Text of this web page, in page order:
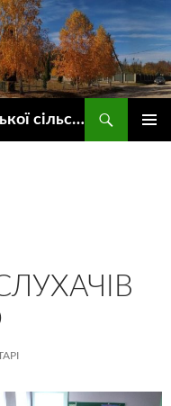
Грозинецький ліцей Топорівської сільської ради